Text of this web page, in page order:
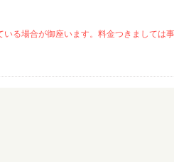
る場合が御座います。料金つきましては